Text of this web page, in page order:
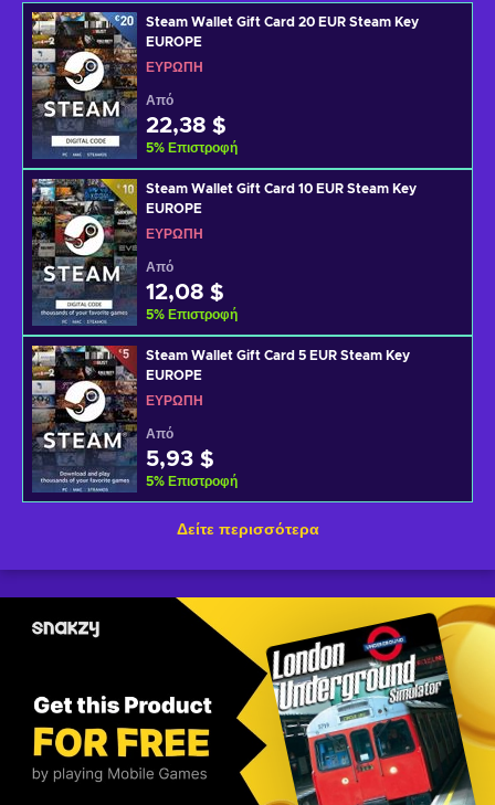
Steam Wallet Gift Card 20 EUR Steam Key
EUROPE
ΕΥΡΏΠΗ
Από
22,38 $
5% Επιστροφή
Steam Wallet Gift Card 10 EUR Steam Key
EUROPE
ΕΥΡΏΠΗ
Από
12,08 $
5% Επιστροφή
Steam Wallet Gift Card 5 EUR Steam Key
EUROPE
ΕΥΡΏΠΗ
Από
5,93 $
5% Επιστροφή
Δείτε περισσότερα